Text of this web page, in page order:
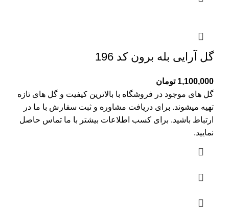
گل آرایی بله برون کد 196
1,100,000 تومان
گل های موجود در فروشگاه با بالاترین کیفیت و گل های تازه
تهیه میشوند. برای دریافت مشاوره و ثبت سفارش با ما در
ارتباط باشید. برای کسب اطلاعات بیشتر با ما تماس حاصل
نمایید.